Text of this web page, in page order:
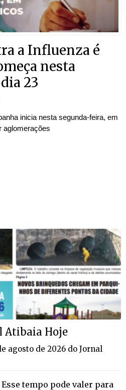
a Influenza é
nesta
23
inicia nesta segunda-feira, em
aglomerações
Atibaia Hoje
agosto de 2026 do Jornal
tempo pode valer para